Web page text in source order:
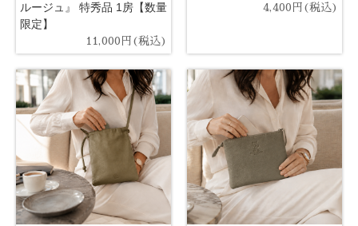
ルージュ』 特秀品 1房【数量
限定】
11,000円(税込)
4,400円(税込)